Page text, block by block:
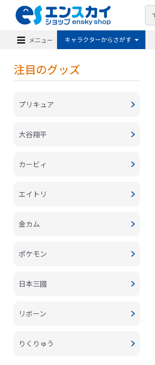
メニュー キャラクターからさがす
注目のグッズ
プリキュア
大谷翔平
カービィ
エイトリ
金カム
ポケモン
日本三國
リボーン
りくりゅう